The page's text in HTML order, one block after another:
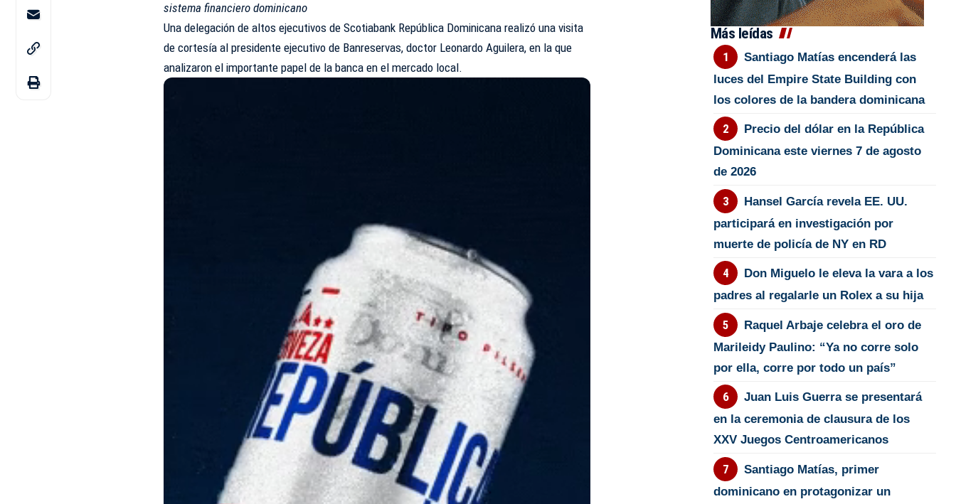
sistema financiero dominicano
Una delegación de altos ejecutivos de Scotiabank República Dominicana realizó una visita
de cortesía al presidente ejecutivo de Banreservas, doctor Leonardo Aguilera, en la que
analizaron el importante papel de la banca en el mercado local.
Más leídas
Santiago Matías encenderá las
luces del Empire State Building con
los colores de la bandera dominicana
Precio del dólar en la República
Dominicana este viernes 7 de agosto
de 2026
Hansel García revela EE. UU.
participará en investigación por
muerte de policía de NY en RD
Don Miguelo le eleva la vara a los
padres al regalarle un Rolex a su hija
Raquel Arbaje celebra el oro de
Marileidy Paulino: “Ya no corre solo
por ella, corre por todo un país”
Juan Luis Guerra se presentará
en la ceremonia de clausura de los
XXV Juegos Centroamericanos
Santiago Matías, primer
dominicano en protagonizar un